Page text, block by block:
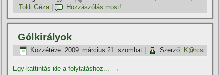
Toldi Géza| Hozzászólás most!
Gólkirályok
Közzétéve: 2009. március 21. szombat Szerző: K@rcsi
Egy kattintás ide a folytatáshoz.... →